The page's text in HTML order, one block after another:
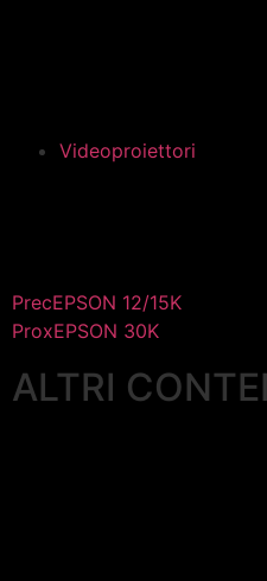
Videoproiettori
PrecEPSON 12/15K
ProxEPSON 30K
ALTRI